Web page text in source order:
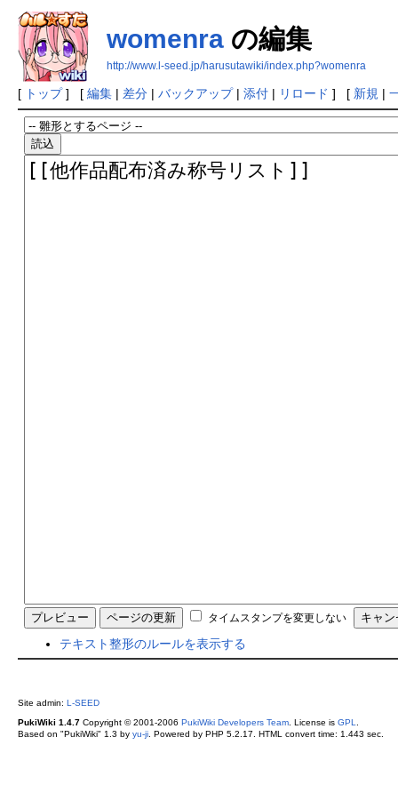
womenraの編集
http://www.l-seed.jp/harusutawiki/index.php?womenra
[ トップ] [ 編集| 差分| バックアップ| 添付| リロード ] [ 新規 |
タイムスタンプを変更しない
テキスト整形のルールを表示する
Site admin: L-SEED
PukiWiki 1.4.7Copyright © 2001-2006 PukiWiki Developers Team. License is GPL
Based on "PukiWiki" 1.3 by yu-ji. Powered by PHP 5.2.17. HTML convert time: 1.443 sec.